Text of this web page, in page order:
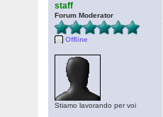
staff
Forum Moderator
Offline
Stiamo lavorando per voi